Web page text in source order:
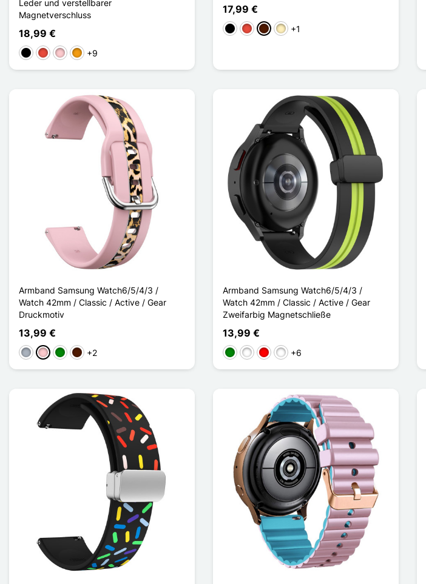
Leder und verstellbarer
Magnetverschluss
18,99 €
Schwarz
Rot PinkOrange
+9
17,99 €
Schwarz
Rot Dunkelbraun
Hellbraun
+1
Armband Samsung Watch6/5/4/3 /
Watch 42mm / Classic / Active / Gear
Druckmotiv
13,99 €
GrauPinkGrünDunkelbraun
+2
Armband Samsung Watch6/5/4/3 /
Watch 42mm / Classic / Active / Gear
Zweifarbig Magnetschließe
13,99 €
GrünRose / Blanc
Rouge / Noir
Noir/Gris
+6